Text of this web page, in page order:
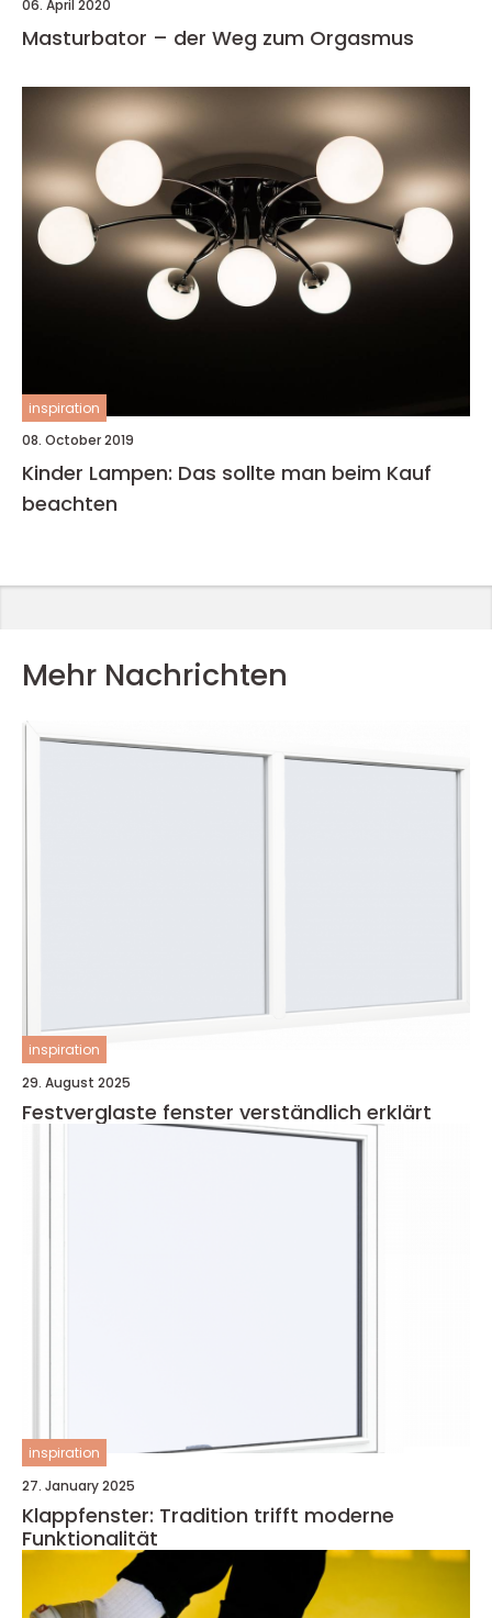
06. April 2020
Masturbator – der Weg zum Orgasmus
inspiration
08. October 2019
Kinder Lampen: Das sollte man beim Kauf
beachten
Mehr Nachrichten
inspiration
29. August 2025
Festverglaste fenster verständlich erklärt
inspiration
27. January 2025
Klappfenster: Tradition trifft moderne
Funktionalität